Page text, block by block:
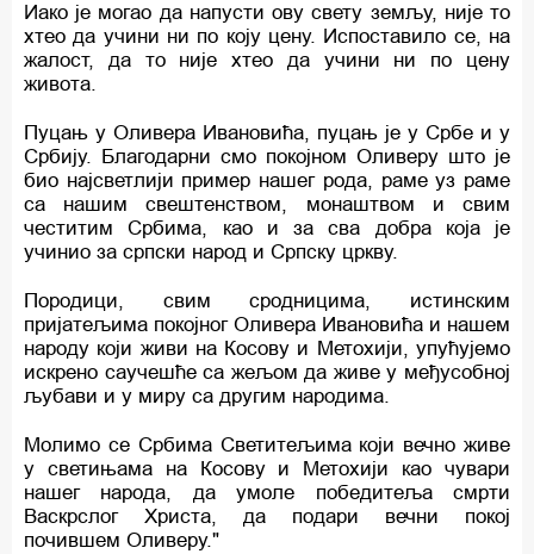
Иако је могао да напусти ову свету земљу, није то
хтео да учини ни по коју цену. Испоставило се, на
жалост, да то није хтео да учини ни по цену
живота.
Пуцањ у Оливера Ивановића, пуцањ је у Србе и у
Србију. Благодарни смо покојном Оливеру што је
био најсветлији пример нашег рода, раме уз раме
са нашим свештенством, монаштвом и свим
честитим Србима, као и за сва добра која је
учинио за српски народ и Српску цркву.
Породици, свим сродницима, истинским
пријатељима покојног Оливера Ивановића и нашем
народу који живи на Косову и Метохији, упућујемо
искрено саучешће са жељом да живе у међусобној
љубави и у миру са другим народима.
Молимо се Србима Светитељима који вечно живе
у светињама на Косову и Метохији као чувари
нашег народа, да умоле победитеља смрти
Васкрслог Христа, да подари вечни покој
почившем Оливеру."